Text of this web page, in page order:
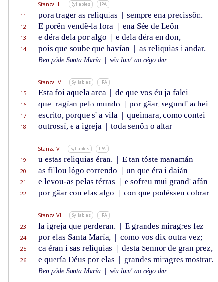
Stanza III Syllables IPA
11 pora trager as reliquias | sempre ena precissôn.
12 E porên vendê-la fora | ena Sée de Leôn
13 e déra dela por algo | e dela déra en don,
14 pois que soube que havían | as reliquias i andar.
Ben póde Santa María séu lum' ao cégo dar...
Stanza IV Syllables IPA
15 Esta foi aquela arca | de que vos éu ja falei
16 que tragían pelo mundo | por gãar, segund' achei
17 escrito, porque s' a vila | queimara, como contei
18 outrossí, e a igreja | toda senôn o altar
Stanza V Syllables IPA
19 u estas reliquias éran. | E tan tóste manamán
20 as fillou lógo correndo | un que éra i daián
21 e levou-as pelas térras | e sofreu mui grand' afán
22 por gãar con elas algo | con que podéssen cobrar
Stanza VI Syllables IPA
23 la igreja que perderan. | E grandes miragres fez
24 por elas Santa María, | como vos dix outra vez;
25 ca éran i sas reliquias | desta Sennor de gran prez,
26 e quería Déus por elas | grandes miragres mostrar.
Ben póde Santa María séu lum' ao cégo dar...